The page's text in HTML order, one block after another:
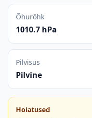
Õhurõhk
1010.7 hPa
Pilvisus
Pilvine
Hoiatused